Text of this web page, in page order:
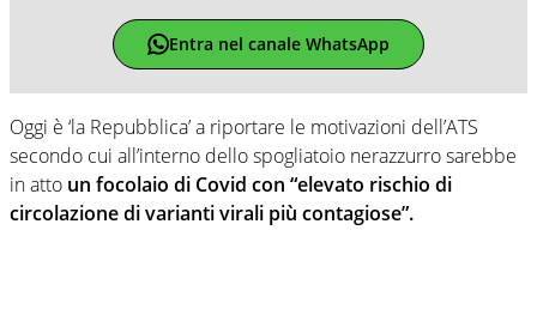
Entra nel canale WhatsApp
Oggi è ‘la Repubblica’ a riportare le motivazioni dell’ATS
secondo cui all’interno dello spogliatoio nerazzurro sarebbe
in atto un focolaio di Covid con “elevato rischio di
circolazione di varianti virali più contagiose”.